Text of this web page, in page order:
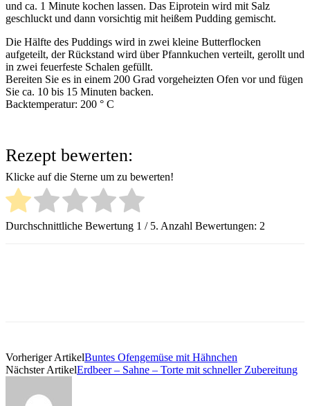
und ca. 1 Minute kochen lassen. Das Eiprotein wird mit Salz
geschluckt und dann vorsichtig mit heißem Pudding gemischt.
Die Hälfte des Puddings wird in zwei kleine Butterflocken
aufgeteilt, der Rückstand wird über Pfannkuchen verteilt, gerollt und
in zwei feuerfeste Schalen gefüllt.
Bereiten Sie es in einem 200 Grad vorgeheizten Ofen vor und fügen
Sie ca. 10 bis 15 Minuten backen.
Backtemperatur: 200 ° C
Rezept bewerten:
Klicke auf die Sterne um zu bewerten!
Durchschnittliche Bewertung 1 / 5. Anzahl Bewertungen: 2
Vorheriger ArtikelBuntes Ofengemüse mit Hähnchen
Nächster ArtikelErdbeer – Sahne – Torte mit schneller Zubereitung